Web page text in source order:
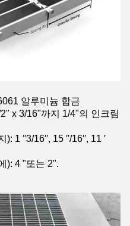
알루미늄 합금
2" x 3/16"까지 1/4"의 인크림
′′3/16′′, 15 ′′/16′′, 11 ′
): 4 "또는 2".